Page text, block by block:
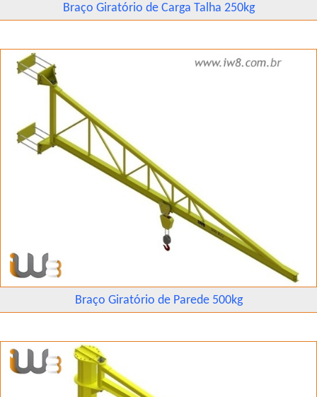
Braço Giratório de Carga Talha 250kg
Braço Giratório de Parede 500kg